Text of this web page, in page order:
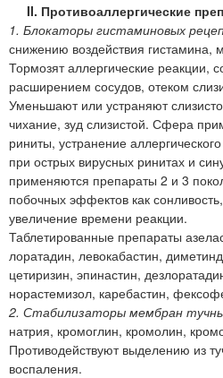
II. Противоаллергические
1. Блокаторы гистаминовых
снижению воздействия гистамина,
Тормозят аллергические реакции,
расширением сосудов, отеком
Уменьшают или устраняют
чихание, зуд слизистой. Сфера
риниты, устранение
при острых вирусных ринитах и
применяются препараты 2 и 3
побочных эффектов как
увеличение времени реакции.
Таблетированные препараты
лоратадин, левокабастин,
цетиризин, эпинастин,
норастемизол, каребастин,
2. Стабилизаторы мембран
натрия, кромоглин, кромолин,
Противодействуют выделению из
воспаления.